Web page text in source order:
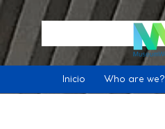
Inicio Who are we?